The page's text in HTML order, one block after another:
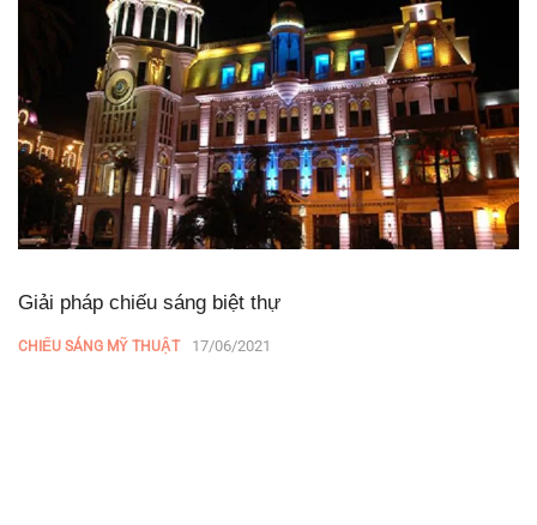
Giải pháp chiếu sáng biệt thự
CHIẾU SÁNG MỸ THUẬT 17/06/2021